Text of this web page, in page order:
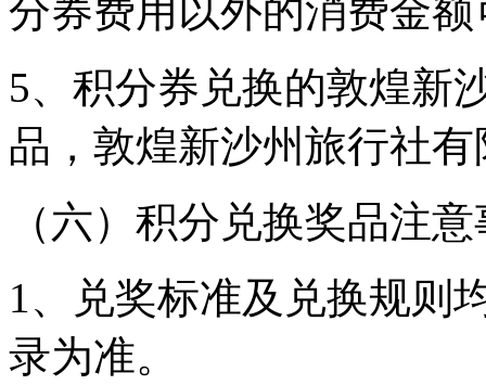
分券费用以外的消费金
5、积分券兑换的敦煌新
品，敦煌新沙州旅行社
（六）积分兑换奖品注
1、兑奖标准及兑换规则
录为准。